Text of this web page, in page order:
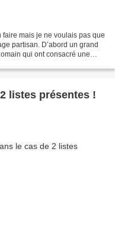
faire mais je ne voulais pas que
partisan. D’abord un grand
qui ont consacré une
listes présentes !